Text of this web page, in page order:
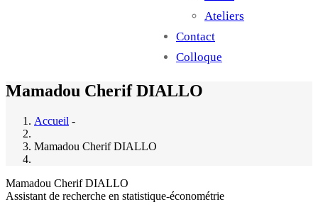
Ateliers
Contact
Colloque
Mamadou Cherif DIALLO
Accueil -
Mamadou Cherif DIALLO
Mamadou Cherif DIALLO
Assistant de recherche en statistique-économétrie